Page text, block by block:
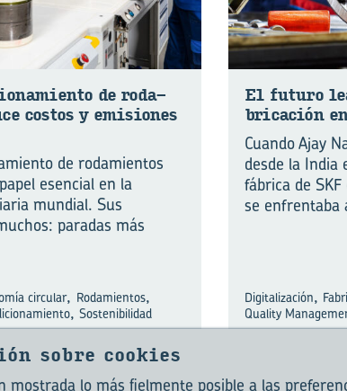
de ro­da­
cos­tos y emi­sio­nes
de rodamientos
esencial en la
mundial. Sus
paradas más
circular, Rodamientos,
, Sostenibilidad
El fu­tu­ro
bri­ca­ción en
Cuando Ajay
desde la
fábrica de
se enfrentaba
Digitalización,
Quality
sobre cookies
lo más fielmente posible a las